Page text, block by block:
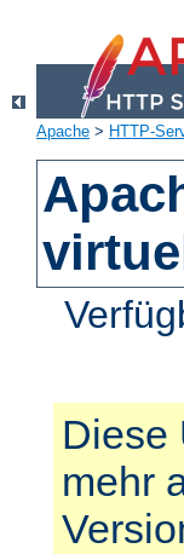
Apache > HTTP-
Diese
mehr